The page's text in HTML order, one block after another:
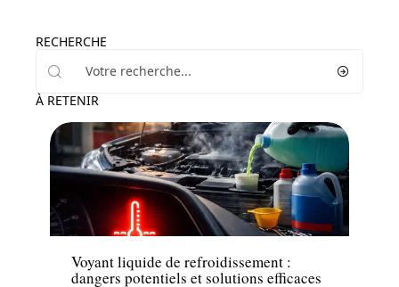
RECHERCHE
À RETENIR
Actu
Voyant liquide de refroidissement :
dangers potentiels et solutions efficaces